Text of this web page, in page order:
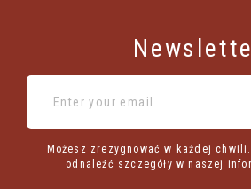
Możesz zrezygnować w każdej
odnaleźć szczegóły w naszej